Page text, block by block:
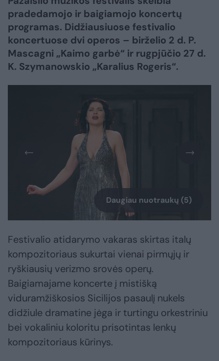
pradedamojo ir baigiamojo koncertų
programas. Didžiausiuose festivalio
koncertuose dvi operos – birželio 2 d. P.
Mascagni „Kaimo garbė“ ir rugpjūčio 27 d.
K. Szymanowskio „Karalius Rogeris“.
Daugiau nuotraukų (5)
Festivalio atidarymo vakaras skirtas italų
kompozitoriaus sukurtai vienai pirmųjų ir
ryškiausių verizmo srovės operų.
Baigiamajame koncerte į mistišką
viduramžiškosios Sicilijos pasaulį nukels
didžiule dramatine jėga ir turtingu orkestriniu
bei vokaliniu koloritu prisotintas lenkų
kompozitoriaus kūrinys.